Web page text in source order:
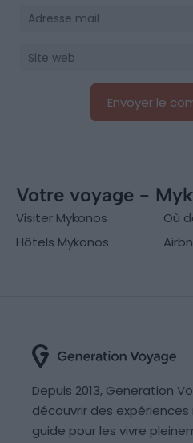
Votre voyage -
Visiter Mykonos
Où
Hôtels Mykonos
Depuis 2013, Generation
découvrir des
guide pour les vivre